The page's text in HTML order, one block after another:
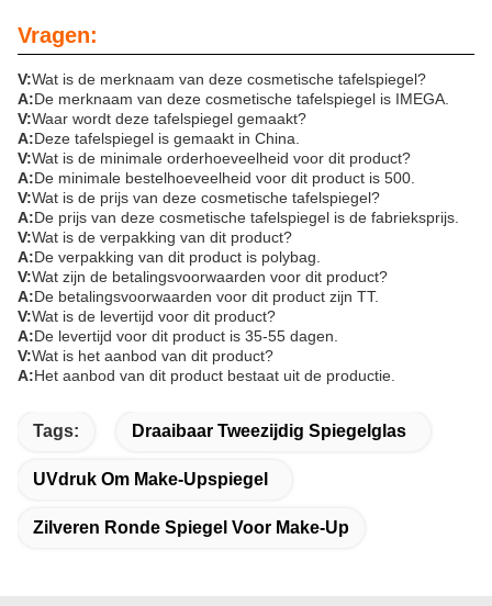
Vragen:
V:Wat is de merknaam van deze cosmetische tafelspiegel?
A:De merknaam van deze cosmetische tafelspiegel is IMEGA.
V:Waar wordt deze tafelspiegel gemaakt?
A:Deze tafelspiegel is gemaakt in China.
V:Wat is de minimale orderhoeveelheid voor dit product?
A:De minimale bestelhoeveelheid voor dit product is 500.
V:Wat is de prijs van deze cosmetische tafelspiegel?
A:De prijs van deze cosmetische tafelspiegel is de fabrieksprijs.
V:Wat is de verpakking van dit product?
A:De verpakking van dit product is polybag.
V:Wat zijn de betalingsvoorwaarden voor dit product?
A:De betalingsvoorwaarden voor dit product zijn TT.
V:Wat is de levertijd voor dit product?
A:De levertijd voor dit product is 35-55 dagen.
V:Wat is het aanbod van dit product?
A:Het aanbod van dit product bestaat uit de productie.
Tags: Draaibaar Tweezijdig Spiegelglas
UVdruk Om Make-Upspiegel
Zilveren Ronde Spiegel Voor Make-Up